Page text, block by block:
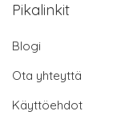
Pikalinkit
Blogi
Ota yhteyttä
Käyttöehdot